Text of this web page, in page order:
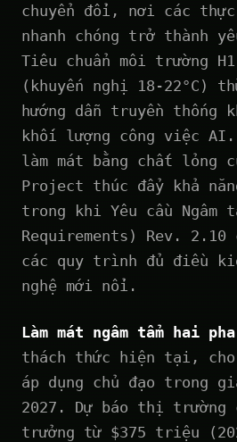
chuyển đổi, nơi các
nhanh chóng trở thành
Tiêu chuẩn môi trường H1
(khuyến nghị 18-22°C)
hướng dẫn truyền thống
khối lượng công việc
làm mát bằng chất lỏng
Project thúc đẩy khả
trong khi Yêu cầu Ngâm
Requirements) Rev.
các quy trình đủ điều
nghệ mới nổi.
Làm mát ngâm tẩm hai pha
thách thức hiện tại,
áp dụng chủ đạo trong
2027. Dự báo thị trường
trưởng từ $375 triệu